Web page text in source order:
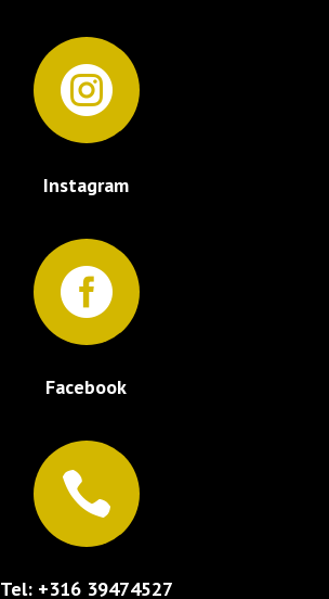

Instagram

Facebook

Tel: +316 39474527